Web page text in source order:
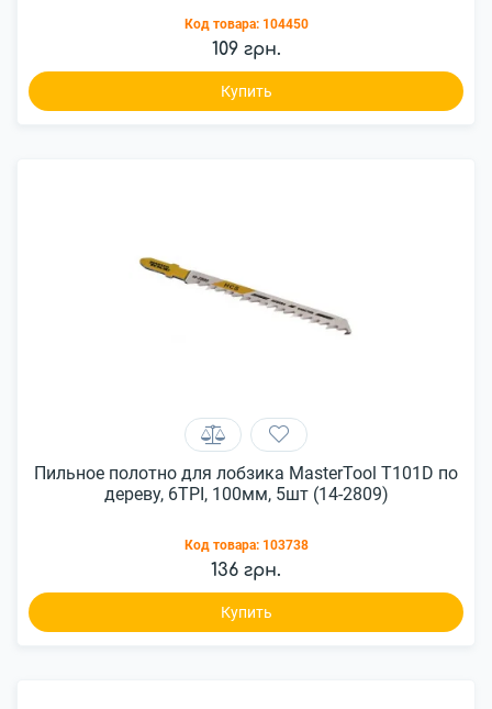
Код товара: 104450
109 грн.
Купить
Пильное полотно для лобзика MasterTool T101D по
дереву, 6TPI, 100мм, 5шт (14-2809)
Код товара: 103738
136 грн.
Купить